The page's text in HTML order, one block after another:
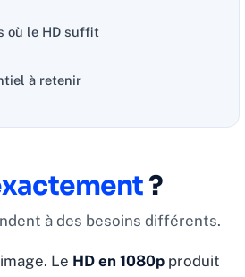
où le HD suffit
à retenir
?
à des besoins différents.
Le HD en 1080p produit